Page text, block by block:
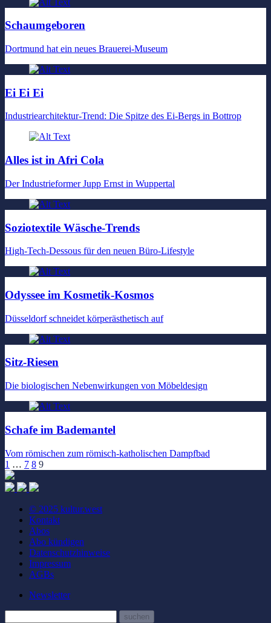
Schaumgeboren
Dortmund hat ein neues Brauerei-Museum
Ei Ei Ei
Industriearchitektur-Trend: Die Spitze des Ei-Bergs in Bottrop
Alles ist in Afri Cola
Der Industrieformer Jupp Ernst in Wuppertal
Soziotextile Wäsche-Trends
High-Tech-Dessous für den neuen Büro-Lifestyle
Odyssee im Kosmetik-Kosmos
Düsseldorf schneidet körperästhetisch auf
Sitz-Riesen
Die biologischen Nebenwirkungen von Möbeldesign
Schafe im Bademantel
Vom römischen zum römisch-katholischen Dampfbad
1 … 7 8 9
© 2025 kultur.west
Kontakt
Abos
Abo kündigen
Datenschutzhinweise
Impressum
AGBs
Newsletter